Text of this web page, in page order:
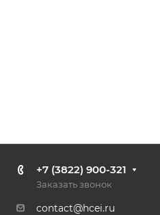
+7 (3822) 900-321
Заказать звонок
contact@hcei.ru